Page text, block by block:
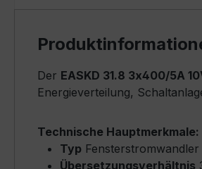
Der EASKD 31.8 3x400/5A
Energieverteilung,
Technische Hauptmerkmale:
Typ Fensterstromwandler
Übersetzungsverhältnis